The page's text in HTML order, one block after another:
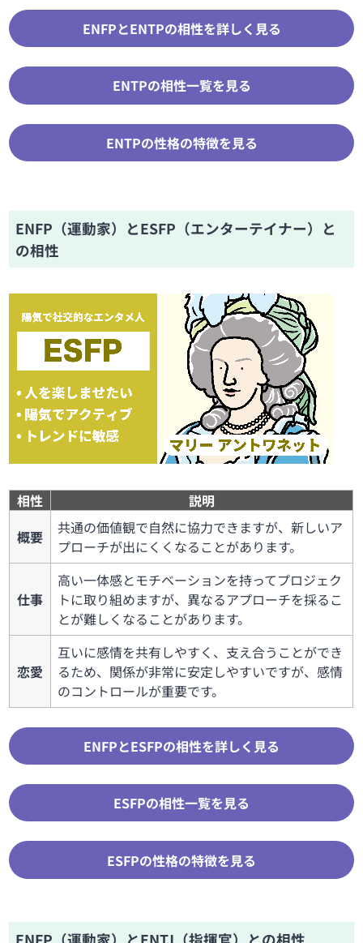
ENFPとENTPの相性を詳しく見る
ENTPの相性一覧を見る
ENTPの性格の特徴を見る
ENFP（運動家）とESFP（エンターテイナー）と
の相性
相性
説明
概要
共通の価値観で自然に協力できますが、新しいア
プローチが出にくくなることがあります。
仕事
高い一体感とモチベーションを持ってプロジェク
トに取り組めますが、異なるアプローチを採るこ
とが難しくなることがあります。
恋愛
互いに感情を共有しやすく、支え合うことができ
るため、関係が非常に安定しやすいですが、感情
のコントロールが重要です。
ENFPとESFPの相性を詳しく見る
ESFPの相性一覧を見る
ESFPの性格の特徴を見る